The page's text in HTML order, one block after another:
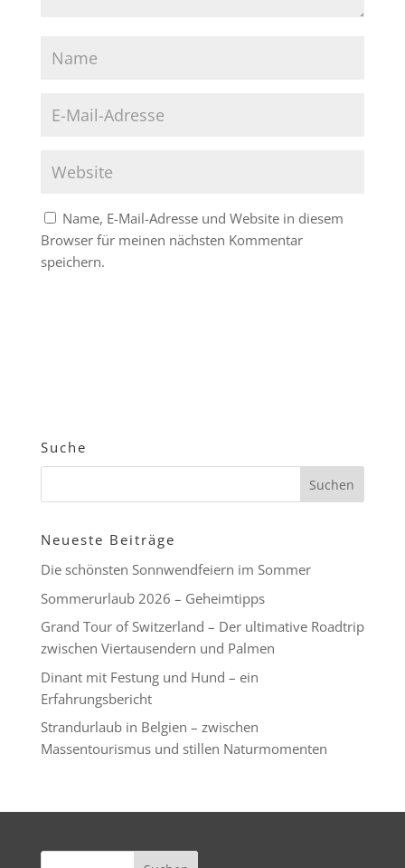
Name, E-Mail-Adresse und Website in diesem
Browser für meinen nächsten Kommentar
speichern.
Suche
Neueste Beiträge
Die schönsten Sonnwendfeiern im Sommer
Sommerurlaub 2026 – Geheimtipps
Grand Tour of Switzerland – Der ultimative Roadtrip
zwischen Viertausendern und Palmen
Dinant mit Festung und Hund – ein
Erfahrungsbericht
Strandurlaub in Belgien – zwischen
Massentourismus und stillen Naturmomenten